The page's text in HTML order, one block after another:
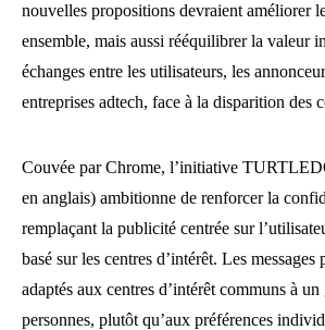
nouvelles propositions devraient améliorer
ensemble, mais aussi rééquilibrer la valeur
échanges entre les utilisateurs, les
entreprises adtech, face à la disparition des
Couvée par Chrome, l’initiative
en anglais) ambitionne de renforcer la
remplaçant la publicité centrée sur
basé sur les centres d’intérêt. Les
adaptés aux centres d’intérêt communs à
personnes, plutôt qu’aux préférences